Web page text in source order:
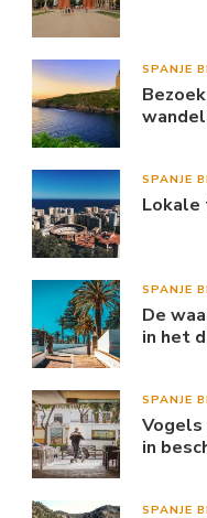
SPANJE
SPANJE
SPANJE
De
in het
SPANJE
in
SPANJE